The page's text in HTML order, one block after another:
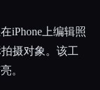
iPhone上编辑照
摄对象。该工
。